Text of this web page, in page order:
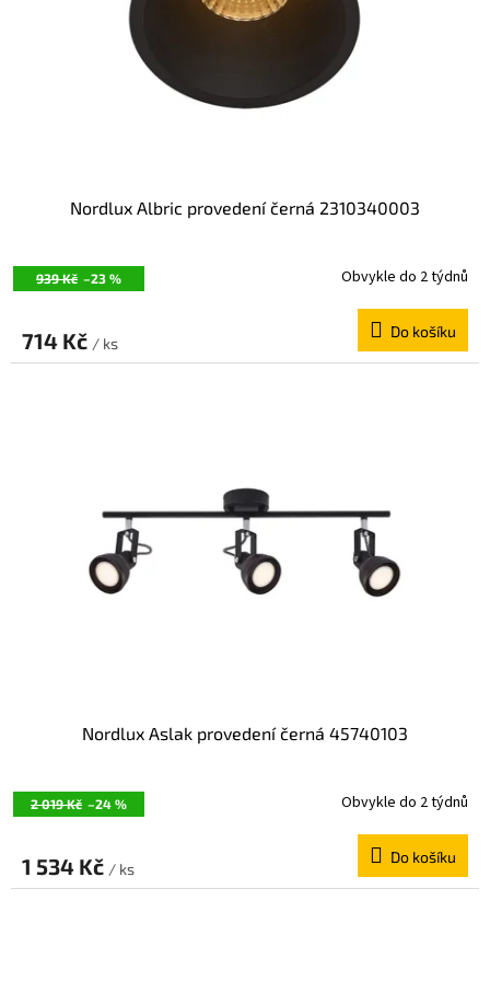
939 Kč –23 %
Nordlux Albric provedení černá 2310340003
Obvykle do 2 týdnů
714 Kč / ks
Do košíku
2 019 Kč –24 %
Nordlux Aslak provedení černá 45740103
Obvykle do 2 týdnů
1 534 Kč / ks
Do košíku